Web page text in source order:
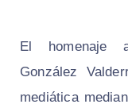
El homenaje
González
mediática